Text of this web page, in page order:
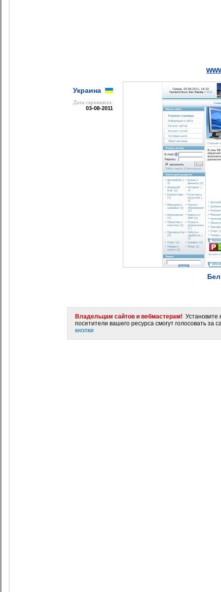
Украина
Дата cкриншота:
03-08-2011
Владельцам сайтов и вебмастерам! Установите
посетители вашего ресурса смогут голосовать за
кнопки